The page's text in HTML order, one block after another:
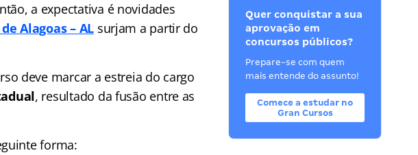
a expectativa é novidades
Alagoas – AL surjam a partir do
deve marcar a estreia do cargo
, resultado da fusão entre as
forma:
Quer conquistar a sua
aprovação em
concursos públicos?
Prepare-se com quem
mais entende do assunto!
Comece a estudar no
Gran Cursos